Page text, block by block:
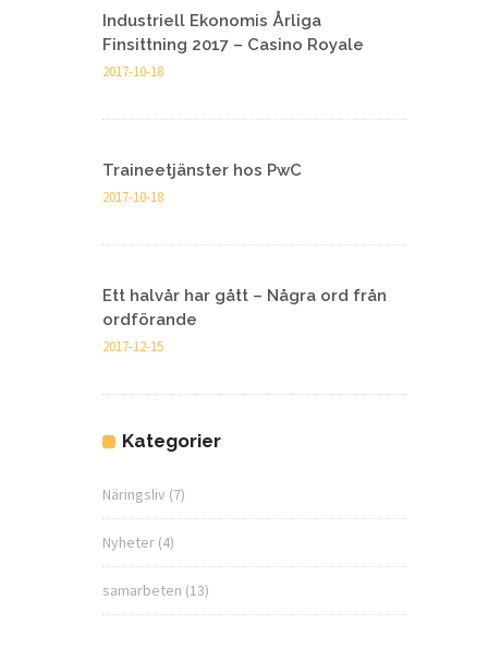
Industriell Ekonomis Årliga
Finsittning 2017 – Casino Royale
2017-10-18
Traineetjänster hos PwC
2017-10-18
Ett halvår har gått – Några ord från
ordförande
2017-12-15
Kategorier
Näringsliv (7)
Nyheter (4)
samarbeten (13)